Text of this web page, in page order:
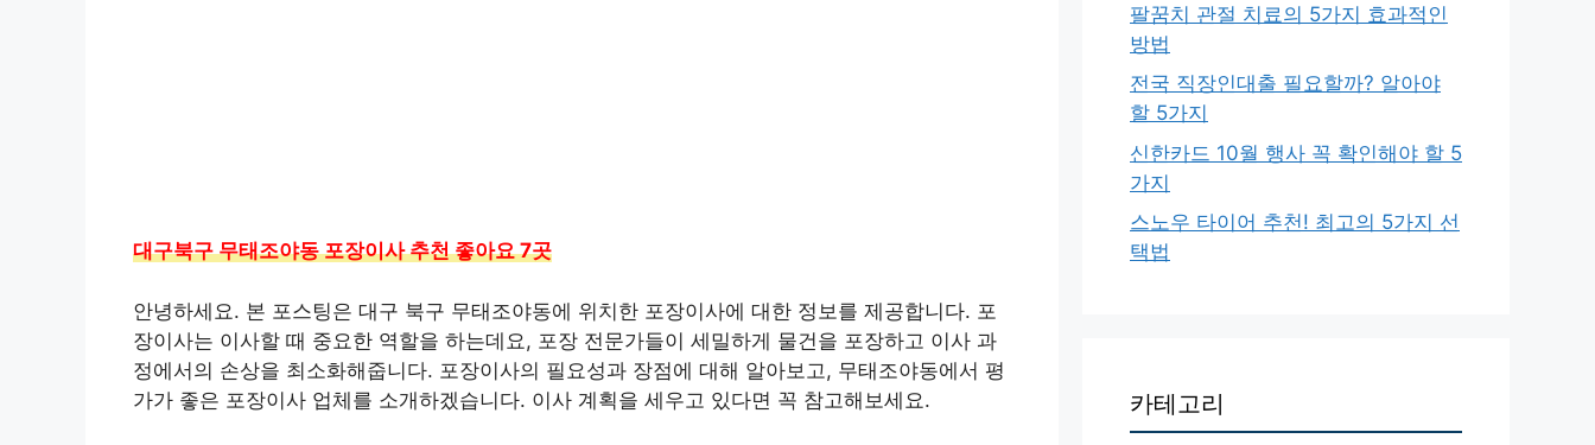
대구북구 무태조야동 포장이사 추천 좋아요 7곳
안녕하세요. 본 포스팅은 대구 북구 무태조야동에 위치한 포장이사에 대한 정보를 제공합니다. 포
장이사는 이사할 때 중요한 역할을 하는데요, 포장 전문가들이 세밀하게 물건을 포장하고 이사 과
정에서의 손상을 최소화해줍니다. 포장이사의 필요성과 장점에 대해 알아보고, 무태조야동에서 평
가가 좋은 포장이사 업체를 소개하겠습니다. 이사 계획을 세우고 있다면 꼭 참고해보세요.
팔꿈치 관절 치료의 5가지 효과적인
방법
전국 직장인대출 필요할까? 알아야
할 5가지
신한카드 10월 행사 꼭 확인해야 할 5
가지
스노우 타이어 추천! 최고의 5가지 선
택법
카테고리